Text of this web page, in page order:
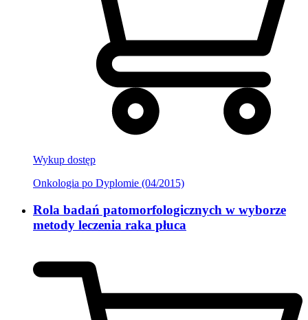
Wykup dostęp
Onkologia po Dyplomie (04/2015)
Rola badań patomorfologicznych w wyborze
metody leczenia raka płuca